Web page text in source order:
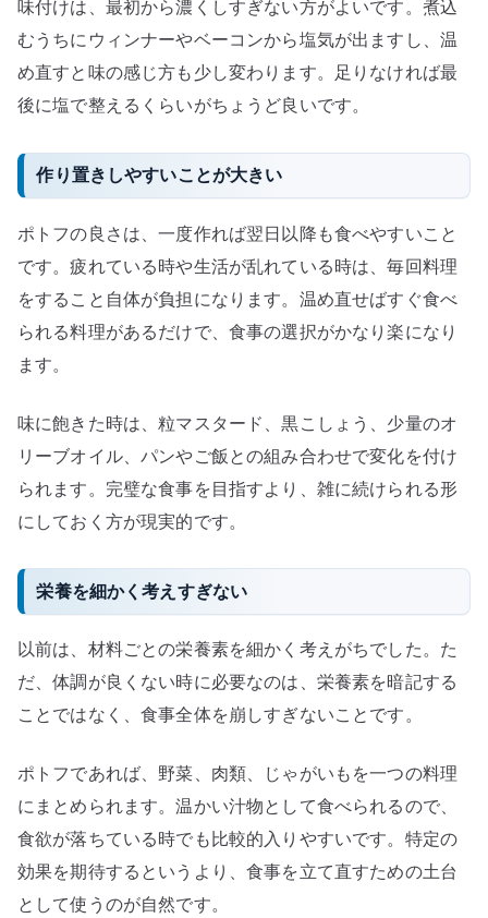
味付けは、最初から濃くしすぎない方がよいです。煮込
むうちにウィンナーやベーコンから塩気が出ますし、温
め直すと味の感じ方も少し変わります。足りなければ最
後に塩で整えるくらいがちょうど良いです。
作り置きしやすいことが大きい
ポトフの良さは、一度作れば翌日以降も食べやすいこと
です。疲れている時や生活が乱れている時は、毎回料理
をすること自体が負担になります。温め直せばすぐ食べ
られる料理があるだけで、食事の選択がかなり楽になり
ます。
味に飽きた時は、粒マスタード、黒こしょう、少量のオ
リーブオイル、パンやご飯との組み合わせで変化を付け
られます。完璧な食事を目指すより、雑に続けられる形
にしておく方が現実的です。
栄養を細かく考えすぎない
以前は、材料ごとの栄養素を細かく考えがちでした。た
だ、体調が良くない時に必要なのは、栄養素を暗記する
ことではなく、食事全体を崩しすぎないことです。
ポトフであれば、野菜、肉類、じゃがいもを一つの料理
にまとめられます。温かい汁物として食べられるので、
食欲が落ちている時でも比較的入りやすいです。特定の
効果を期待するというより、食事を立て直すための土台
として使うのが自然です。